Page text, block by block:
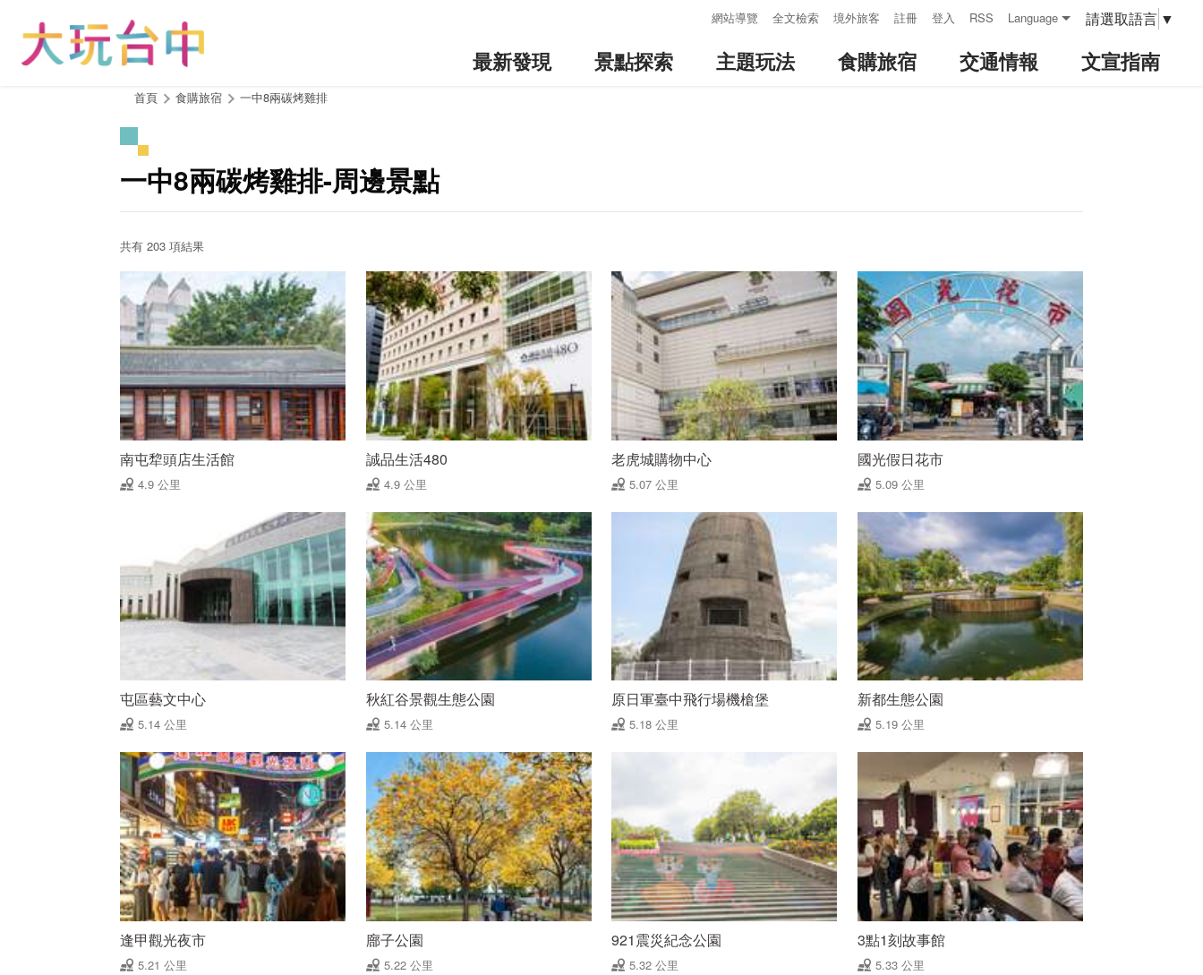
網站導覽 全文檢索 境外旅客 註冊 登入 RSS Language 請選取語言 ▼
最新發現 景點探索 主題玩法 食購旅宿 交通情報 文宣指南
首頁 食購旅宿 一中8兩碳烤雞排
一中8兩碳烤雞排-周邊景點
共有 203 項結果
南屯犂頭店生活館
4.9 公里
誠品生活480
4.9 公里
老虎城購物中心
5.07 公里
國光假日花市
5.09 公里
屯區藝文中心
5.14 公里
秋紅谷景觀生態公園
5.14 公里
原日軍臺中飛行場機槍堡
5.18 公里
新都生態公園
5.19 公里
逢甲觀光夜市
5.21 公里
廍子公園
5.22 公里
921震災紀念公園
5.32 公里
3點1刻故事館
5.33 公里